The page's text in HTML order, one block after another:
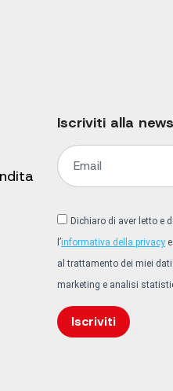
Iscriviti alla
Dichiaro di aver letto e
l’informativa della privacy
al trattamento dei miei
marketing e analisi
Iscriviti